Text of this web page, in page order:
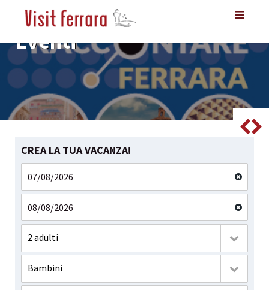
Eventi
Eventi
Eventi
Eventi
Eventi
Eventi
CREA LA TUA VACANZA!
2 adulti
Bambini